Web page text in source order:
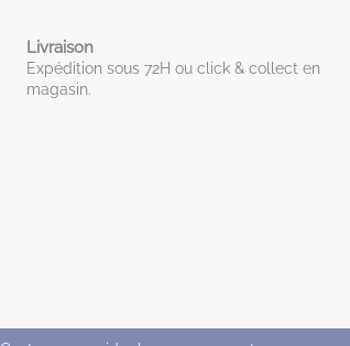
Livraison
Expédition sous 72H ou click & collect en
magasin.